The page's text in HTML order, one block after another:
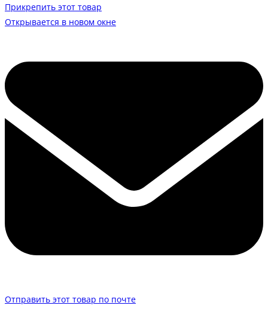
Прикрепить этот товар
Открывается в новом окне
Отправить этот товар по почте